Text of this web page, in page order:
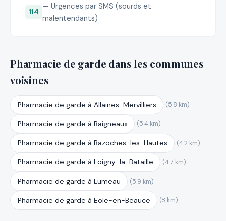
114
— Urgences par SMS (sourds et
malentendants)
Pharmacie de garde dans les communes
voisines
Pharmacie de garde à Allaines-Mervilliers (5.8 km)
Pharmacie de garde à Baigneaux (5.4 km)
Pharmacie de garde à Bazoches-les-Hautes (4.2 km)
Pharmacie de garde à Loigny-la-Bataille (4.7 km)
Pharmacie de garde à Lumeau (5.9 km)
Pharmacie de garde à Eole-en-Beauce (8 km)